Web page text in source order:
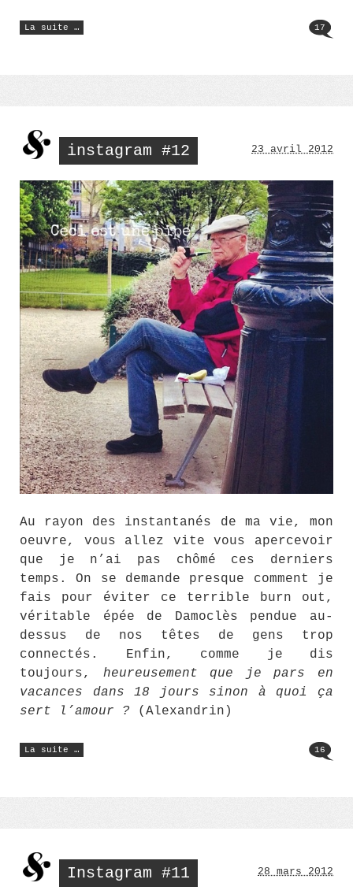
La suite …
« Instagram
#13 »
17
instagram #12 23 avril 2012
Au rayon des instantanés de ma vie, mon
oeuvre, vous allez vite vous apercevoir
que je n’ai pas chômé ces derniers
temps. On se demande presque comment je
fais pour éviter ce terrible burn out,
véritable épée de Damoclès pendue au-
dessus de nos têtes de gens trop
connectés. Enfin, comme je dis
toujours, heureusement que je pars en
vacances dans 18 jours sinon à quoi ça
sert l’amour ?
(Alexandrin)
La suite …
« instagram
#12 »
16
Instagram #11 28 mars 2012